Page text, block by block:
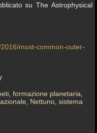
su The Astrophysical
most-common-outer-
,formazione planetaria
Nettuno ,sistema